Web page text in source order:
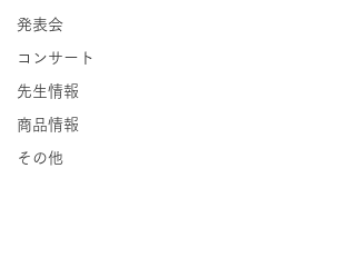
発表会
コンサート
先生情報
商品情報
その他